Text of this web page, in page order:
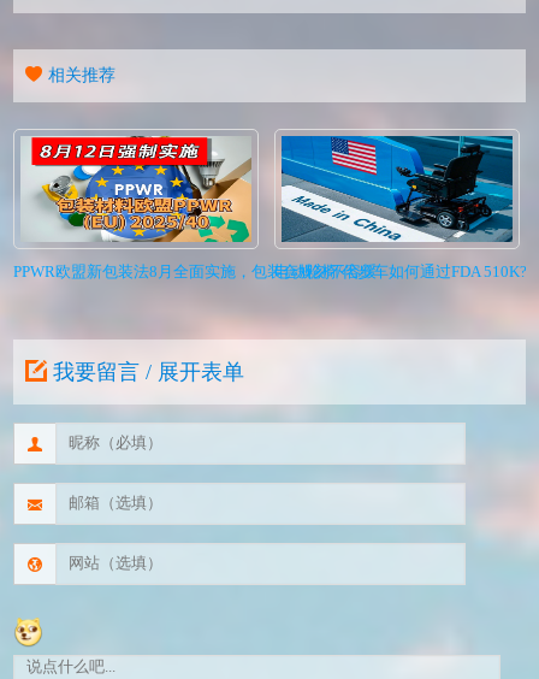
相关推荐
PPWR欧盟新包装法8月全面实施，包装合规刻不容缓电动轮椅/代步车如何通过FDA
我要留言 / 展开表单